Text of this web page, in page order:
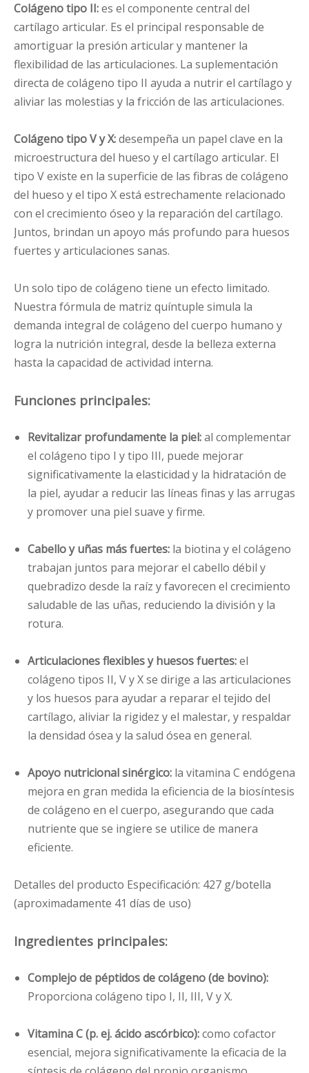
Colágeno tipo II:es el componente central del
cartílago articular. Es el principal responsable de
amortiguar la presión articular y mantener la
flexibilidad de las articulaciones. La suplementación
directa de colágeno tipo II ayuda a nutrir el cartílago y
aliviar las molestias y la fricción de las articulaciones.
Colágeno tipo V y X:desempeña un papel clave en la
microestructura del hueso y el cartílago articular. El
tipo V existe en la superficie de las fibras de colágeno
del hueso y el tipo X está estrechamente relacionado
con el crecimiento óseo y la reparación del cartílago.
Juntos, brindan un apoyo más profundo para huesos
fuertes y articulaciones sanas.
Un solo tipo de colágeno tiene un efecto limitado.
Nuestra fórmula de matriz quíntuple simula la
demanda integral de colágeno del cuerpo humano y
logra la nutrición integral, desde la belleza externa
hasta la capacidad de actividad interna.
Funciones principales:
Revitalizar profundamente la piel:al complementar
el colágeno tipo I y tipo III, puede mejorar
significativamente la elasticidad y la hidratación de
la piel, ayudar a reducir las líneas finas y las arrugas
y promover una piel suave y firme.
Cabello y uñas más fuertes: la biotina y el colágeno
trabajan juntos para mejorar el cabello débil y
quebradizo desde la raíz y favorecen el crecimiento
saludable de las uñas, reduciendo la división y la
rotura.
Articulaciones flexibles y huesos fuertes:el
colágeno tipos II, V y X se dirige a las articulaciones
y los huesos para ayudar a reparar el tejido del
cartílago, aliviar la rigidez y el malestar, y respaldar
la densidad ósea y la salud ósea en general.
Apoyo nutricional sinérgico: la vitamina C endógena
mejora en gran medida la eficiencia de la biosíntesis
de colágeno en el cuerpo, asegurando que cada
nutriente que se ingiere se utilice de manera
eficiente.
Detalles del producto Especificación: 427 g/botella
(aproximadamente 41 días de uso)
Ingredientes principales:
Complejo de péptidos de colágeno (de bovino):
Proporciona colágeno tipo I, II, III, V y X.
Vitamina C (p. ej. ácido ascórbico):como cofactor
esencial, mejora significativamente la eficacia de la